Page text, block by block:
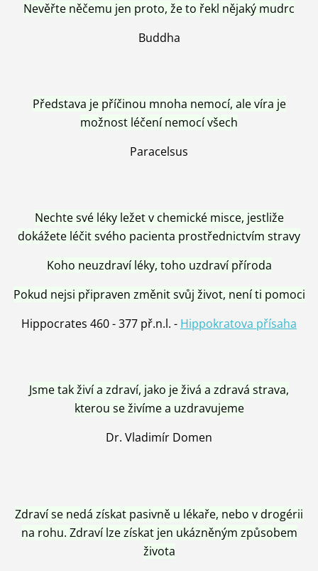
Nevěřte něčemu jen proto, že to řekl nějaký mudrc
Buddha
Představa je příčinou mnoha nemocí, ale víra je
možnost léčení nemocí všech
Paracelsus
Nechte své léky ležet v chemické misce, jestliže
dokážete léčit svého pacienta prostřednictvím stravy
Koho neuzdraví léky, toho uzdraví příroda
Pokud nejsi připraven změnit svůj život, není ti pomoci
Hippocrates 460 - 377 př.n.l. - Hippokratova přísaha
Jsme tak živí a zdraví, jako je živá a zdravá strava,
kterou se živíme a uzdravujeme
Dr. Vladimír Domen
Zdraví se nedá získat pasivně u lékaře, nebo v drogérii
na rohu. Zdraví lze získat jen ukázněným způsobem
života